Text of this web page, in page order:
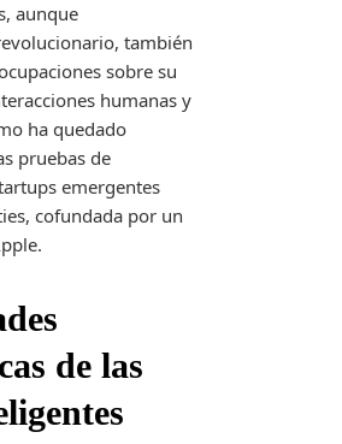
aunque
también
sobre su
humanas y
ha quedado
pruebas de
emergentes
cofundada por un
de las